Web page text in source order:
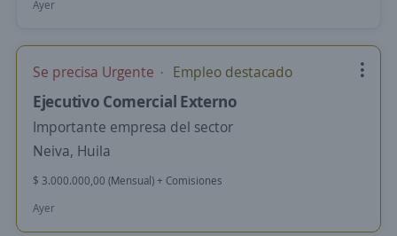
Ayer
Se precisa Urgente Empleo destacado
Ejecutivo Comercial Externo
Importante empresa del sector
Neiva, Huila
$ 3.000.000,00 (Mensual) + Comisiones
Ayer